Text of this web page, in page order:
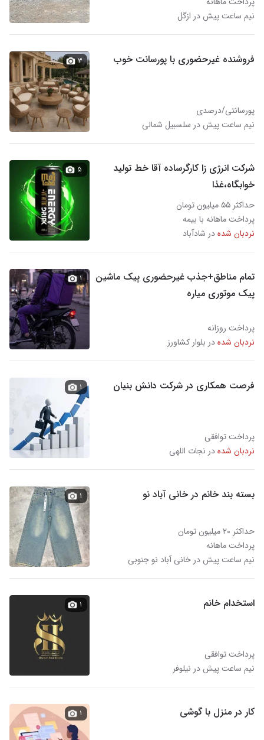
نیم ساعت پیش در ازگل
فروشنده غیرحضوری با پورسانت خوب
پورسانتی/درصدی
نیم ساعت پیش در سلسبیل شمالی
۳
شرکت انرژی زا کارگرساده آقا خط تولید
خوابگاه،غذا
حداکثر ۵۵ میلیون تومان
پرداخت ماهانه با بیمه
نردبان شدهدر شادآباد
۵
تمام مناطق+جذب غیرحضوری پیک ماشین
پیک موتوری میاره
پرداخت روزانه
نردبان شدهدر بلوار کشاورز
۱
فرصت همکاری در شرکت دانش بنیان
پرداخت توافقی
نردبان شدهدر نجات اللهی
۱
بسته بند خانم در خانی آباد نو
حداکثر ۲۰ میلیون تومان
پرداخت ماهانه
نیم ساعت پیش در خانی آباد نو جنوبی
۱
استخدام خانم
پرداخت توافقی
نیم ساعت پیش در نیلوفر
۱
کار در منزل با گوشی ۱